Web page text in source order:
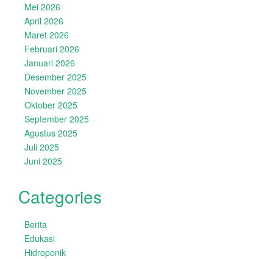
Mei 2026
April 2026
Maret 2026
Februari 2026
Januari 2026
Desember 2025
November 2025
Oktober 2025
September 2025
Agustus 2025
Juli 2025
Juni 2025
Categories
Berita
Edukasi
Hidroponik